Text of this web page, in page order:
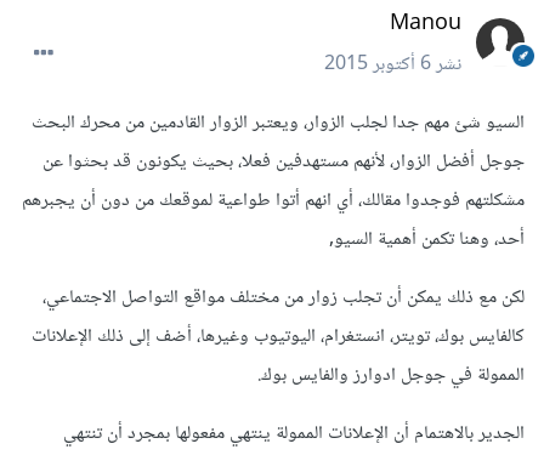
Manou
نشر6 أكتوبر 2015
السيو شئ مهم جدا لجلب الزوار، ويعتبر الزوار القادمين من محرك البحث
جوجل أفضل الزوار، لأنهم مستهدفين فعلا، بحيث يكونون قد بحثوا عن
مشكلتهم فوجدوا مقالك، أي انهم أتوا طواعية لموقعك من دون أن يجبرهم
أحد، وهنا تكمن أهمية السيو,
لكن مع ذلك يمكن أن تجلب زوار من مختلف مواقع التواصل الاجتماعي،
كالفايس بوك، تويتر، انستغرام، اليوتيوب وغيرها، أضف إلى ذلك الإعلانات
الممولة في جوجل ادوارز والفايس بوك.
الجدير بالاهتمام أن الإعلانات الممولة ينتهي مفعولها بمجرد أن تنتهي